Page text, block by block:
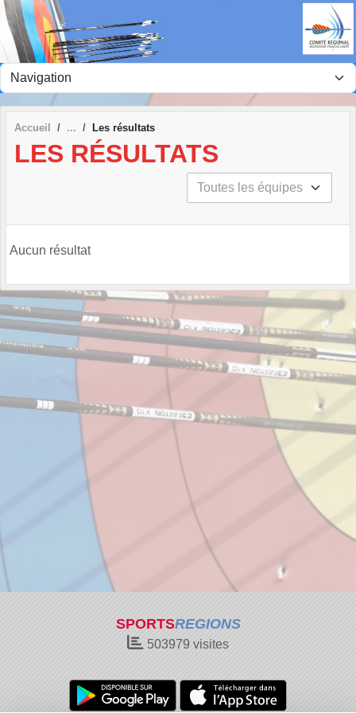
Accueil Les résultats
LES RÉSULTATS
Aucun résultat
SPORTSREGIONS
503979 visites
Panneau de gestion des cookies